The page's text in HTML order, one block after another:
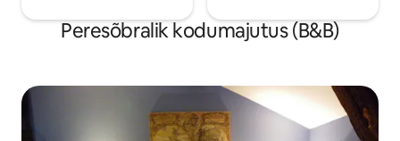
Peresõbralik kodumajutus (B&B)